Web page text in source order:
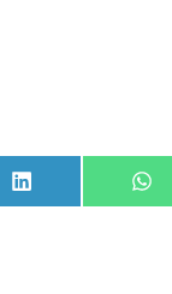
Share
LinkedIn